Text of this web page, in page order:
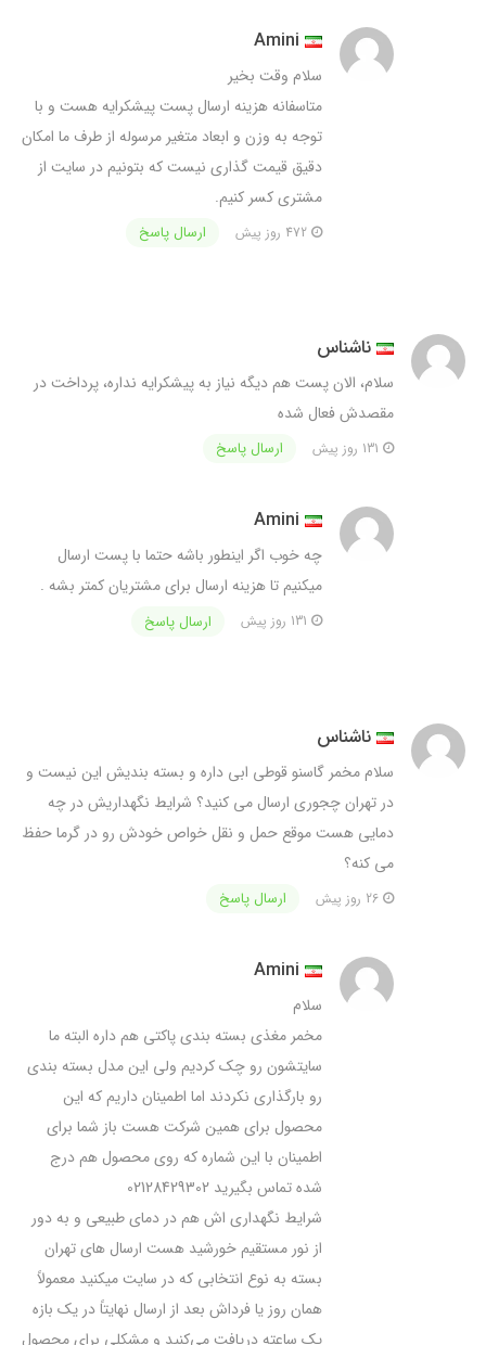
Amini
سلام وقت بخیر
متاسفانه هزینه ارسال پست پیشکرایه هست و با
توجه به وزن و ابعاد متغیر مرسوله از طرف ما امکان
دقیق قیمت گذاری نیست که بتونیم در سایت از
مشتری کسر کنیم.
ارسال پاسخ
ناشناس
سلام، الان پست هم دیگه نیاز به پیشکرایه نداره، پرداخت در
مقصدش فعال شده
ارسال پاسخ
Amini
چه خوب اگر اینطور باشه حتما با پست ارسال
میکنیم تا هزینه ارسال برای مشتریان کمتر بشه .
ارسال پاسخ
ناشناس
سلام مخمر گاسنو قوطی ابی داره و بسته بندیش این نیست و
در تهران چجوری ارسال می کنید؟ شرایط نگهداریش در چه
دمایی هست موقع حمل و نقل خواص خودش رو در گرما حفظ
می کنه؟
ارسال پاسخ
Amini
سلام
مخمر مغذی بسته بندی پاکتی هم داره البته ما
سایتشون رو چک کردیم ولی این مدل بسته بندی
رو بارگذاری نکردند اما اطمینان داریم که این
محصول برای همین شرکت هست باز شما برای
اطمینان با این شماره که روی محصول هم درج
شده تماس بگیرید 02128429302
شرایط نگهداری اش هم در دمای طبیعی و به دور
از نور مستقیم خورشید هست ارسال های تهران
بسته به نوع انتخابی که در سایت میکنید معمولاً
همان روز یا فرداش بعد از ارسال نهایتاً در یک بازه
یک ساعته دریافت می‌کنید و مشکلی برای محصول